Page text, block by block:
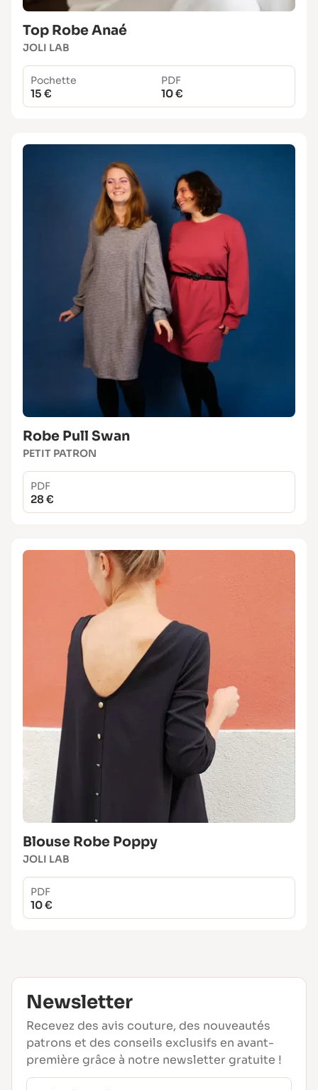
Top Robe Anaé
JOLI LAB
Pochette
15 €
PDF
10 €
Robe Pull Swan
PETIT PATRON
PDF
28 €
Blouse Robe Poppy
JOLI LAB
PDF
10 €
Newsletter
Recevez des avis couture, des nouveautés
patrons et des conseils exclusifs en avant-
première grâce à notre newsletter gratuite !